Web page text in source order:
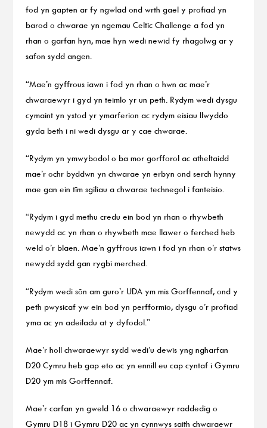
fod yn gapten ar fy ngwlad ond wrth gael y profiad yn
barod o chwarae yn ngemau Celtic Challenge a fod yn
rhan o garfan hyn, mae hyn wedi newid fy rhagolwg ar y
safon sydd angen.
“Mae’n gyffrous iawn i fod yn rhan o hwn ac mae’r
chwaraewyr i gyd yn teimlo yr un peth. Rydym wedi dysgu
cymaint yn ystod yr ymarferion ac rydym eisiau llwyddo
gyda beth i ni wedi dysgu ar y cae chwarae.
“Rydym yn ymwybodol o ba mor gorfforol ac atheltaidd
mae’r ochr byddwn yn chwarae yn erbyn ond serch hynny
mae gan ein tîm sgiliau a chwarae technegol i fanteisio.
“Rydym i gyd methu credu ein bod yn rhan o rhywbeth
newydd ac yn rhan o rhywbeth mae llawer o ferched heb
weld o’r blaen. Mae’n gyffrous iawn i fod yn rhan o’r statws
newydd sydd gan rygbi merched.
“Rydym wedi sôn am guro’r UDA ym mis Gorffennaf, ond y
peth pwysicaf yw ein bod yn perfformio, dysgu o’r profiad
yma ac yn adeiladu at y dyfodol.”
Mae’r holl chwaraewyr sydd wedi’u dewis yng ngharfan
D20 Cymru heb gap eto ac yn ennill eu cap cyntaf i Gymru
D20 ym mis Gorffennaf.
Mae’r carfan yn gweld 16 o chwaraewyr raddedig o
Gymru D18 i Gymru D20 ac yn cynnwys saith chwaraewr